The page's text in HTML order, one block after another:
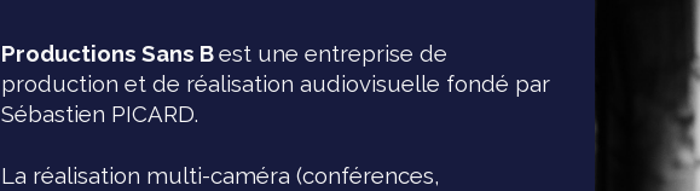
Productions Sans Best une entreprise de
production et de réalisation audiovisuelle fondé par
Sébastien PICARD.
La réalisation multi-caméra (conférences,